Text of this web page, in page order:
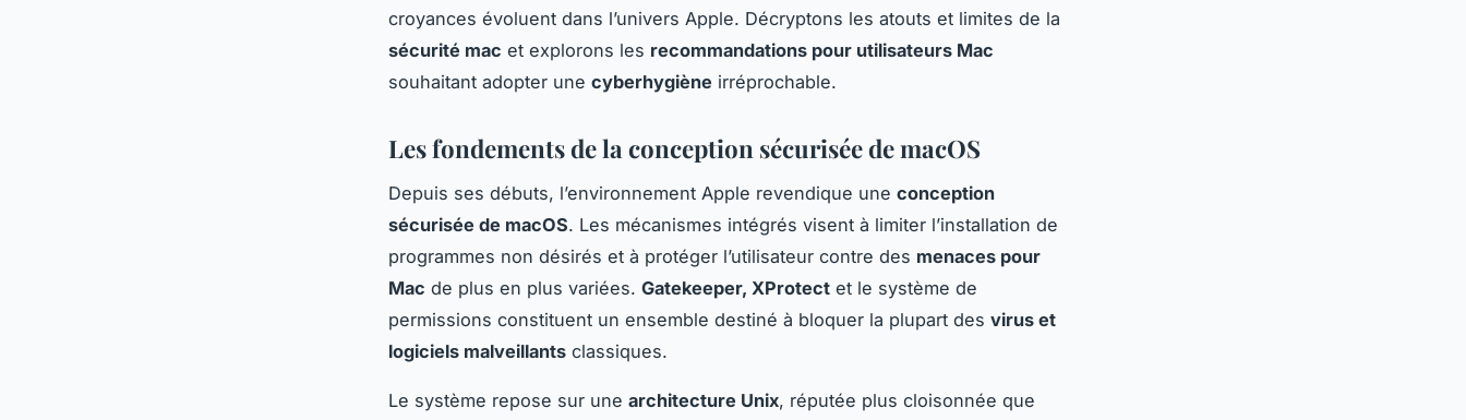
croyances évoluent dans l’univers Apple. Décryptons les atouts et limites de la
sécurité mac et explorons les recommandations pour utilisateurs Mac
souhaitant adopter une cyberhygiène irréprochable.
Les fondements de la conception sécurisée de macOS
Depuis ses débuts, l’environnement Apple revendique une conception
sécurisée de macOS. Les mécanismes intégrés visent à limiter l’installation de
programmes non désirés et à protéger l’utilisateur contre des menaces pour
Mac de plus en plus variées. Gatekeeper, XProtect et le système de
permissions constituent un ensemble destiné à bloquer la plupart des virus et
logiciels malveillants classiques.
Le système repose sur une architecture Unix, réputée plus cloisonnée que